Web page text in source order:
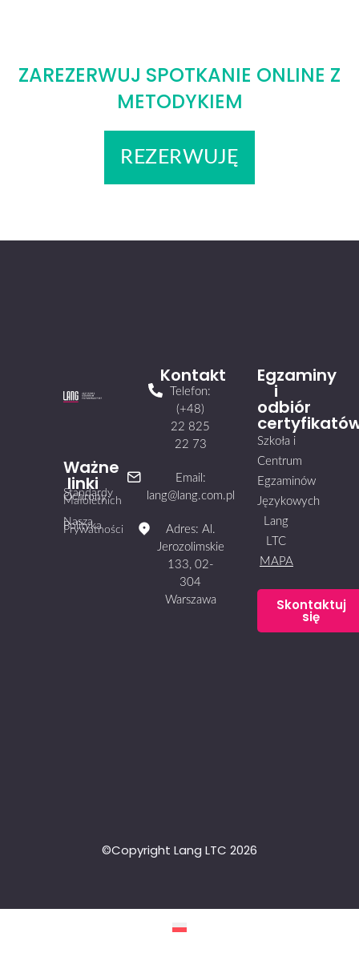
ZAREZERWUJ SPOTKANIE ONLINE Z
METODYKIEM
REZERWUJĘ
Ważne
linki
Standardy
Ochrony
Małoletnich
Nasza
Polityka
Prywatności
Kontakt
Telefon:
(+48)
22 825
22 73
Email:
lang@lang.com.pl
Adres: Al.
Jerozolimskie
133, 02-
304
Warszawa
Egzaminy
i
odbiór
Szkoła i
Centrum
Egzaminów
Językowych
Lang
LTC
MAPA
Skontaktuj
się
©Copyright Lang LTC 2026